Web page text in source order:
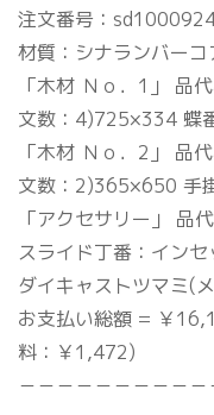
注文番号：
材質：シナランバー
「木材 Ｎｏ．1」 品
文数：4)725×334 蝶
「木材 Ｎｏ．2」 品
文数：2)365×650 手
「アクセサリー」 品
スライド丁番：イン
ダイキャストツマミ(
お支払い総額 = ￥
料：￥1,472)
－－－－－－－－－